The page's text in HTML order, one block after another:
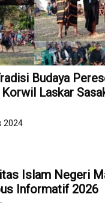
Budaya
Laskar
2024
Islam Negeri
Informatif 2026